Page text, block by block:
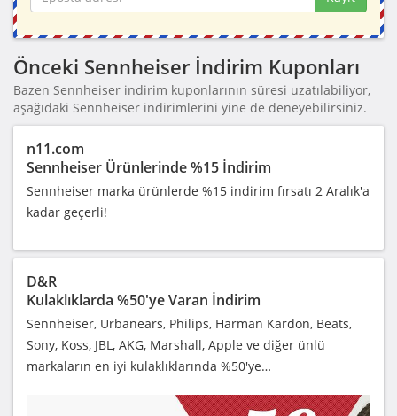
Önceki Sennheiser İndirim Kuponları
Bazen Sennheiser indirim kuponlarının süresi uzatılabiliyor,
aşağıdaki Sennheiser indirimlerini yine de deneyebilirsiniz.
n11.com
Sennheiser Ürünlerinde %15 İndirim
Sennheiser marka ürünlerde %15 indirim fırsatı 2 Aralık'a
kadar geçerli!
D&R
Kulaklıklarda %50'ye Varan İndirim
Sennheiser, Urbanears, Philips, Harman Kardon, Beats,
Sony, Koss, JBL, AKG, Marshall, Apple ve diğer ünlü
markaların en iyi kulaklıklarında %50'ye…